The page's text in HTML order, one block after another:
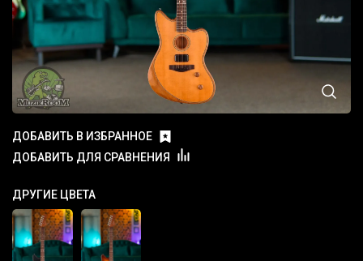
ДОБАВИТЬ В ИЗБРАННОЕ
ДОБАВИТЬ ДЛЯ СРАВНЕНИЯ
ДРУГИЕ ЦВЕТА